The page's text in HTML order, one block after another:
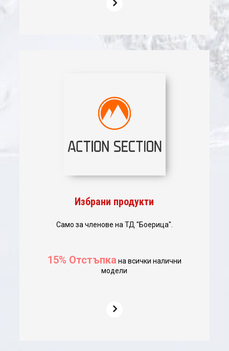
Избрани продукти
Само за членове на ТД "Боерица".
15% Отстъпка на всички налични
модели